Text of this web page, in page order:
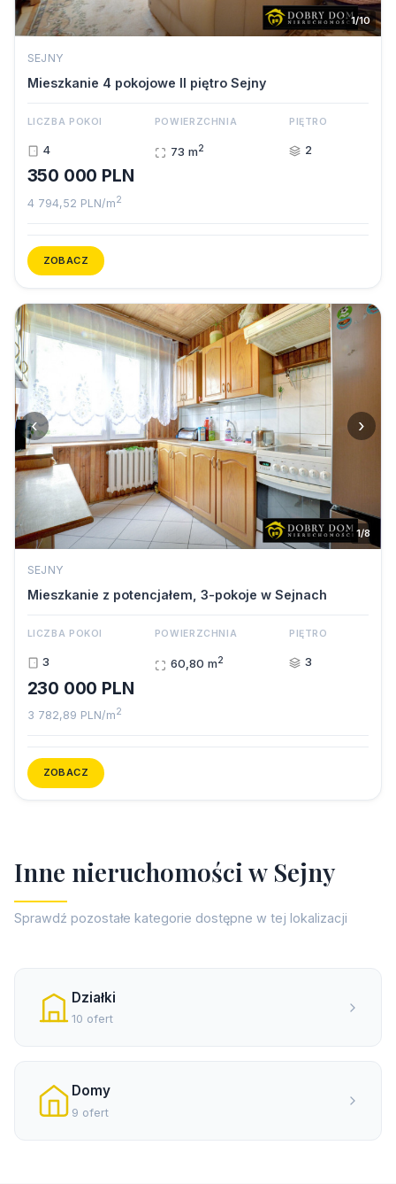
1/10
SEJNY
Mieszkanie 4 pokojowe II piętro Sejny
LICZBA POKOI
4
POWIERZCHNIA
73 m2
PIĘTRO
2
350 000 PLN
4 794,52 PLN/m2
ZOBACZ
‹ ›
1/8
SEJNY
Mieszkanie z potencjałem, 3-pokoje w Sejnach
LICZBA POKOI
3
POWIERZCHNIA
60,80 m2
PIĘTRO
3
230 000 PLN
3 782,89 PLN/m2
ZOBACZ
Inne nieruchomości w Sejny
Sprawdź pozostałe kategorie dostępne w tej lokalizacji
Działki
10 ofert
Domy
9 ofert